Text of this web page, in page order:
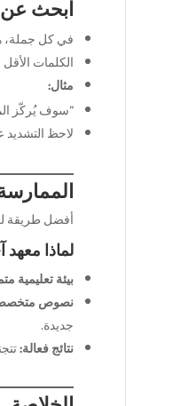
ابحث عن
في كل جملة،
الكلمات
مثال:
“سوف يُركّز
لاحظ
أفضل طريقة
لماذا
بيئة تعليمية
نصوص
جديدة.
نتائج فعالة: